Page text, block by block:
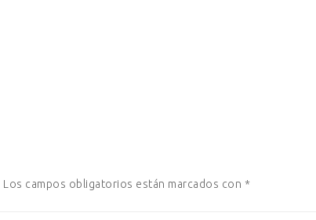
Los campos obligatorios están marcados con *